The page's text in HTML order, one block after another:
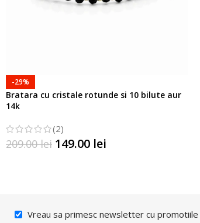
-29%
Bratara cu cristale rotunde si 10 bilute aur
14k
(2)
209.00lei 149.00 lei
Vreau sa primesc newsletter cu promotiile